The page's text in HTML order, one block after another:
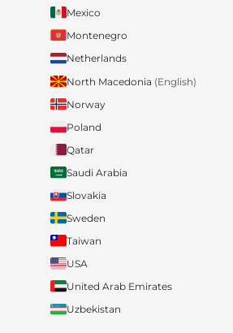
Mexico
Montenegro
Netherlands
North Macedonia (English)
Norway
Poland
Qatar
Saudi Arabia
Slovakia
Sweden
Taiwan
USA
United Arab Emirates
Uzbekistan